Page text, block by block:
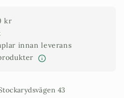
kr
innan leverans
43